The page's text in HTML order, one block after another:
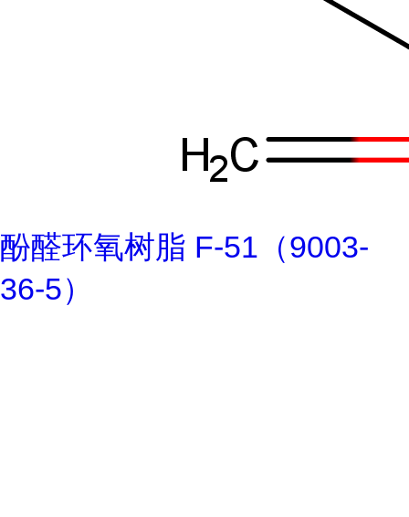
酚醛环氧树脂 F-51（9003-
36-5）